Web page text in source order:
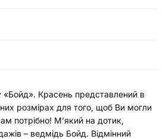
«Бойд». Красень представлений в
розмірах для того, щоб Ви могли
потрібно! М’який на дотик,
– ведмідь Бойд. Відмінний